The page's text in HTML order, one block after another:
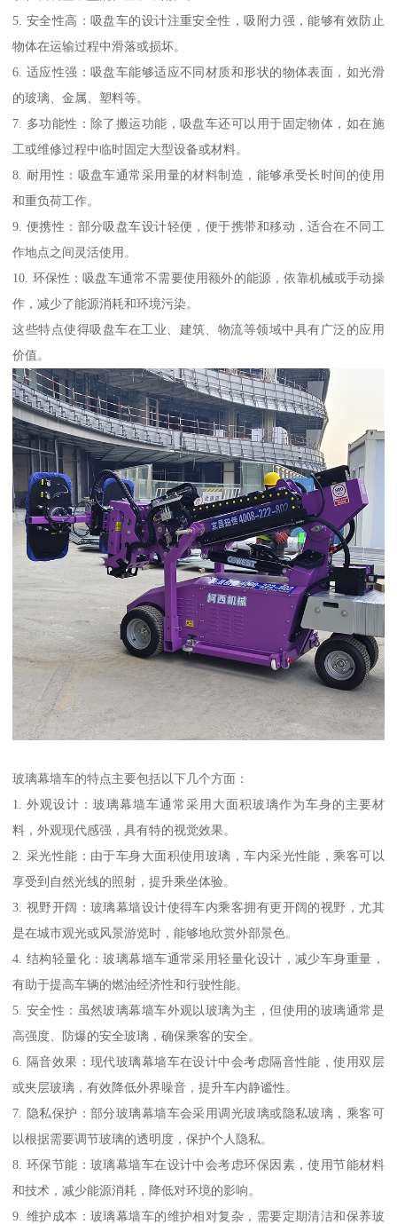
5. 安全性高：吸盘车的设计注重安全性，吸附力强，能够有效防止
物体在运输过程中滑落或损坏。
6. 适应性强：吸盘车能够适应不同材质和形状的物体表面，如光滑
的玻璃、金属、塑料等。
7. 多功能性：除了搬运功能，吸盘车还可以用于固定物体，如在施
工或维修过程中临时固定大型设备或材料。
8. 耐用性：吸盘车通常采用量的材料制造，能够承受长时间的使用
和重负荷工作。
9. 便携性：部分吸盘车设计轻便，便于携带和移动，适合在不同工
作地点之间灵活使用。
10. 环保性：吸盘车通常不需要使用额外的能源，依靠机械或手动操
作，减少了能源消耗和环境污染。
这些特点使得吸盘车在工业、建筑、物流等领域中具有广泛的应用
价值。
玻璃幕墙车的特点主要包括以下几个方面：
1. 外观设计：玻璃幕墙车通常采用大面积玻璃作为车身的主要材
料，外观现代感强，具有特的视觉效果。
2. 采光性能：由于车身大面积使用玻璃，车内采光性能，乘客可以
享受到自然光线的照射，提升乘坐体验。
3. 视野开阔：玻璃幕墙设计使得车内乘客拥有更开阔的视野，尤其
是在城市观光或风景游览时，能够地欣赏外部景色。
4. 结构轻量化：玻璃幕墙车通常采用轻量化设计，减少车身重量，
有助于提高车辆的燃油经济性和行驶性能。
5. 安全性：虽然玻璃幕墙车外观以玻璃为主，但使用的玻璃通常是
高强度、防爆的安全玻璃，确保乘客的安全。
6. 隔音效果：现代玻璃幕墙车在设计中会考虑隔音性能，使用双层
或夹层玻璃，有效降低外界噪音，提升车内静谧性。
7. 隐私保护：部分玻璃幕墙车会采用调光玻璃或隐私玻璃，乘客可
以根据需要调节玻璃的透明度，保护个人隐私。
8. 环保节能：玻璃幕墙车在设计中会考虑环保因素，使用节能材料
和技术，减少能源消耗，降低对环境的影响。
9. 维护成本：玻璃幕墙车的维护相对复杂，需要定期清洁和保养玻